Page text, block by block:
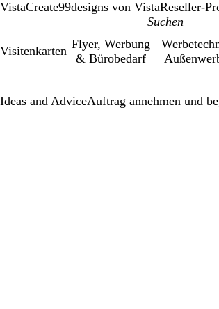
VistaCreate99designs von VistaReseller-
Visitenkarten
Flyer, Werbung
& Bürobedarf
Ideas and AdviceAuftrag annehmen und